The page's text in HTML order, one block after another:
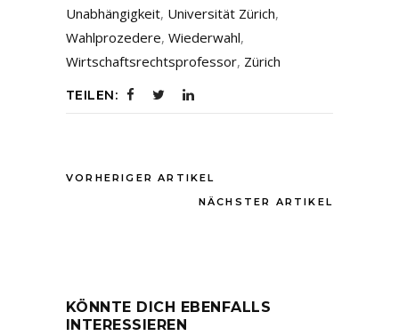
Unabhängigkeit, Universität Zürich,
Wahlprozedere, Wiederwahl,
Wirtschaftsrechtsprofessor, Zürich
TEILEN:
VORHERIGER ARTIKEL
NÄCHSTER ARTIKEL
KÖNNTE DICH EBENFALLS
INTERESSIEREN